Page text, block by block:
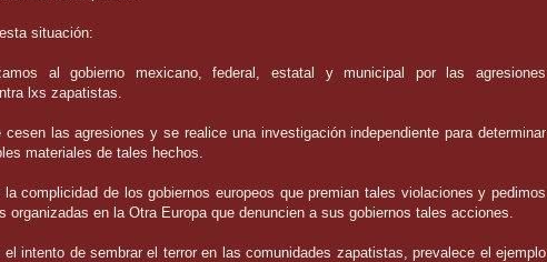
situación:
al gobierno mexicano, federal, estatal y municipal por las agresiones
lxs zapatistas.
cesen las agresiones y se realice una investigación independiente para determinar
materiales de tales hechos.
la complicidad de los gobiernos europeos que premian tales violaciones y pedimos
organizadas en la Otra Europa que denuncien a sus gobiernos tales acciones.
el intento de sembrar el terror en las comunidades zapatistas, prevalece el ejemplo